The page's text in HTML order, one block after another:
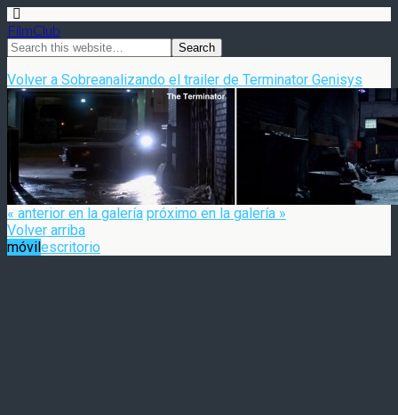
FilmClub
Volver a Sobreanalizando el trailer de Terminator Genisys
« anterior en la galería próximo en la galería »
Volver arriba
móvilescritorio